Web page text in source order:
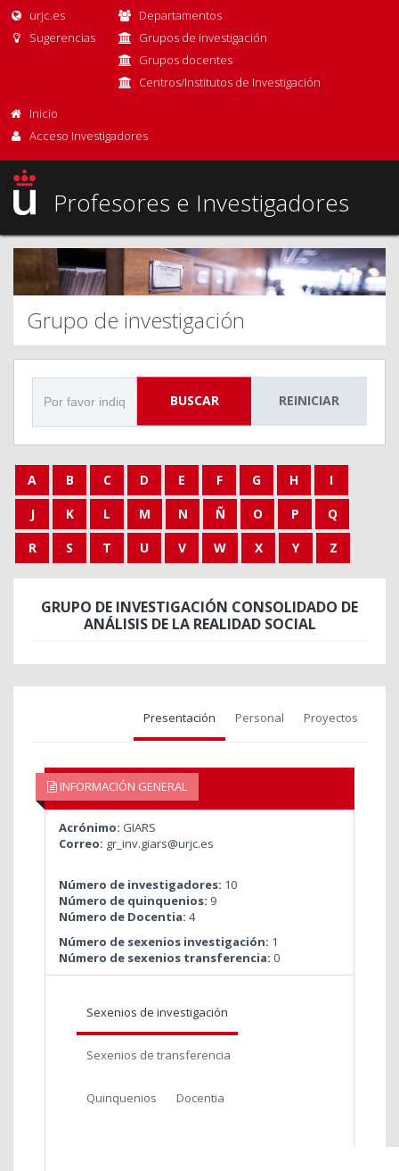
urjc.es
Sugerencias
Departamentos
Grupos de investigación
Grupos docentes
Centros/Institutos de Investigación
Inicio
Acceso Investigadores
Profesores e Investigadores
Grupo de investigación
BUSCAR REINICIAR
A B C D E F G H
I
J
K L M N Ñ O P
Q
R
S T U V W X Y Z
GRUPO DE INVESTIGACIÓN CONSOLIDADO DE
ANÁLISIS DE LA REALIDAD SOCIAL
Presentación Personal Proyectos
INFORMACIÓN GENERAL
Acrónimo: GIARS
Correo: gr_inv.giars@urjc.es
Número de investigadores: 10
Número de quinquenios: 9
Número de Docentia: 4
Número de sexenios investigación: 1
Número de sexenios transferencia: 0
Sexenios de investigación
Sexenios de transferencia
Quinquenios Docentia